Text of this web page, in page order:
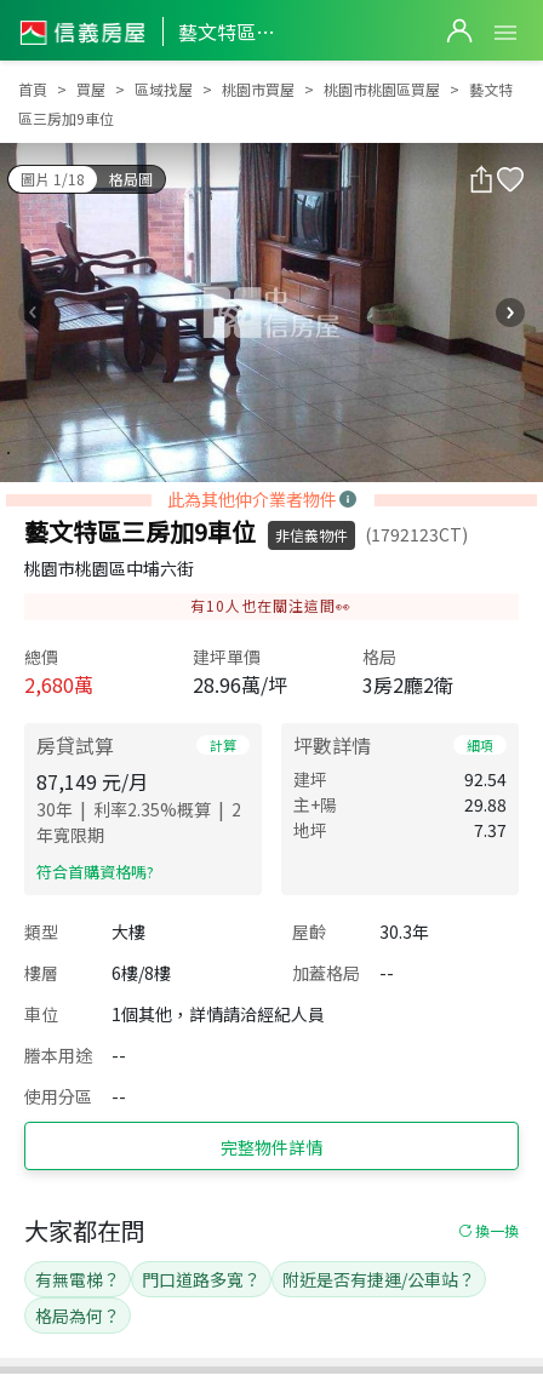
藝文特區三房加9車位
藝文特區三房加9車位
首頁 買屋 區域找屋 桃園市買屋 桃園市桃園區買屋
藝文特
區三房加9車位
圖片 1/18 格局圖
此為其他仲介業者物件
藝文特區三房加9車位 非信義物件
(1792123CT)
桃園市桃園區中埔六街
有10 人也在關注這間👀
總價
2,680萬
建坪單價
28.96萬/坪
格局
3房2廳2衛
房貸試算 計算
87,149 元/月
30年 | 利率2.35%概算 | 2
年寬限期
​符合首購資格嗎?
坪數詳情 細項
建坪
92.54
主+陽
29.88
地坪
7.37
類型 大樓 屋齡
30.3年
樓層
6樓/8樓 加蓋格局
--
車位
1個其他，詳情請洽經紀人員
謄本用途
--
使用分區
--
完整物件詳情
大家都在問 換一換
有無電梯？ 門口道路多寬？
附近是否有捷運/公車站？
格局為何？